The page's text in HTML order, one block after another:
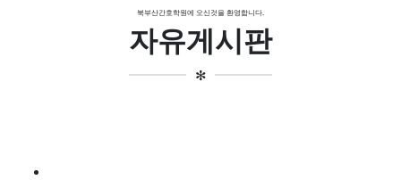
북부산간호학원에 오신것을 환영합니다.
자유게시판
✻